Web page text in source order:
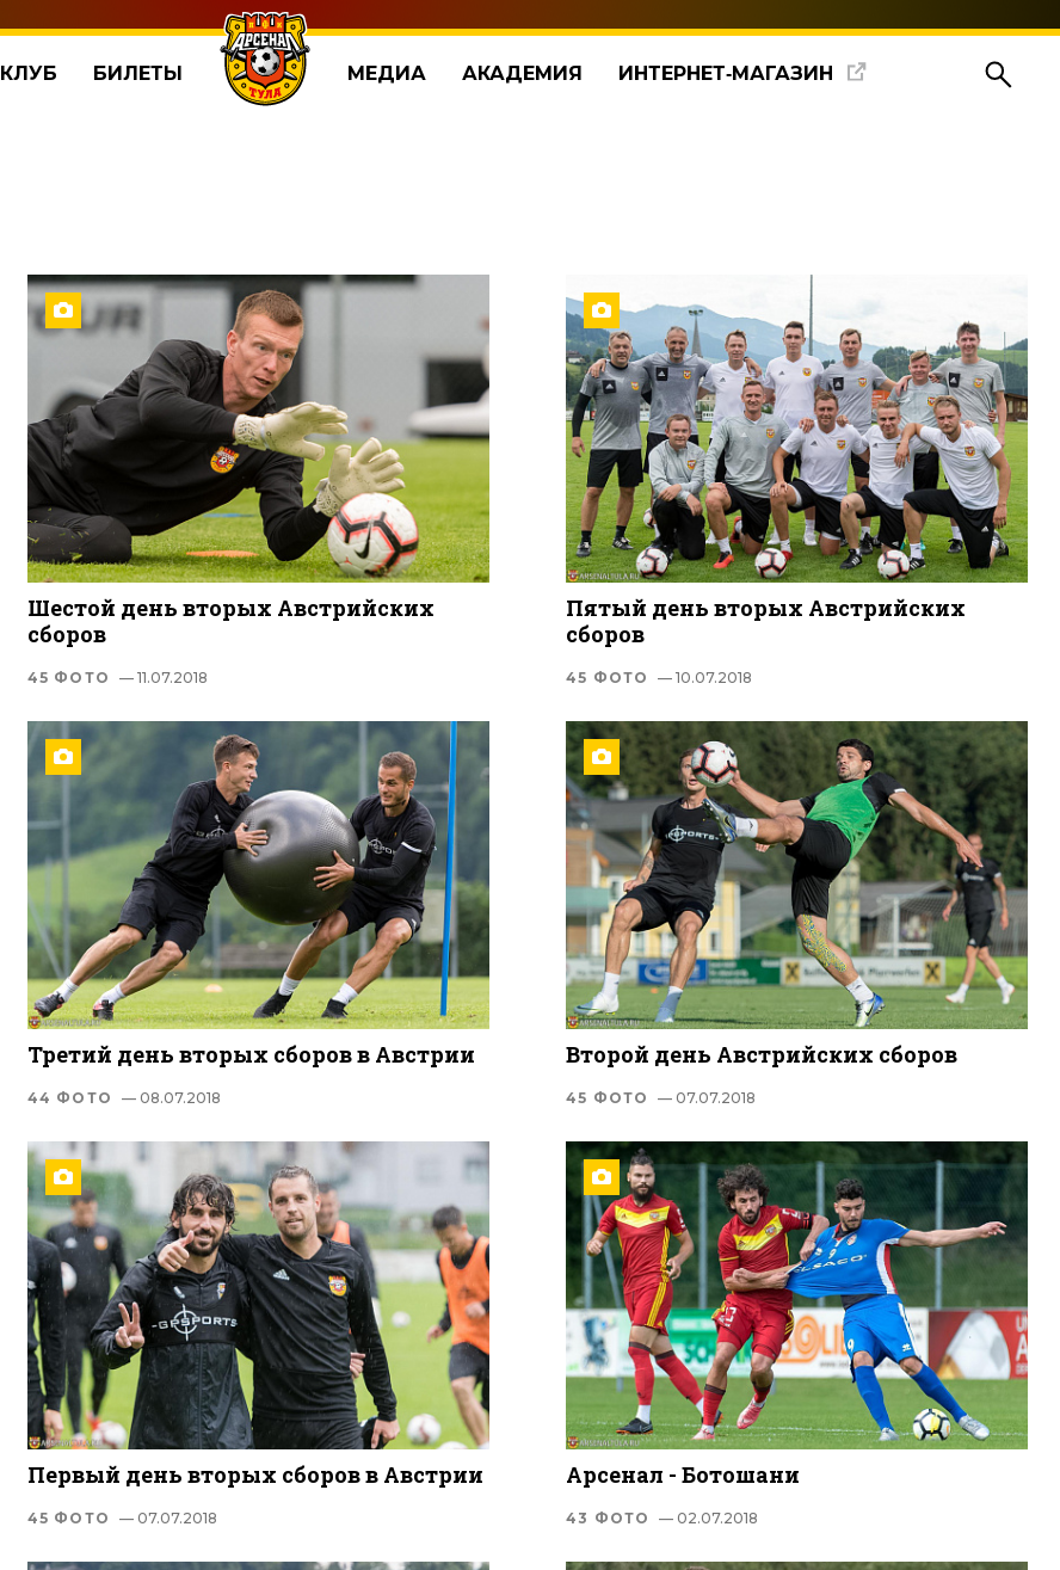
КЛУБ БИЛЕТЫ МЕДИА АКАДЕМИЯ ИНТЕРНЕТ‑МАГАЗИН
Шестой день вторых Австрийских
сборов
45 ФОТО — 11.07.2018
Пятый день вторых Австрийских
сборов
45 ФОТО — 10.07.2018
Третий день вторых сборов в Австрии
44 ФОТО — 08.07.2018
Второй день Австрийских сборов
45 ФОТО — 07.07.2018
Первый день вторых сборов в Австрии
45 ФОТО — 07.07.2018
Арсенал - Ботошани
43 ФОТО — 02.07.2018